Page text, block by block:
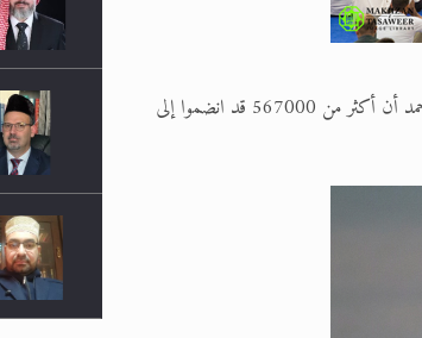
في 22/08/2015، أعلن إمام الجماعة الإسلامية الأحمدية العالمية، الخليفة الخامس حضرة ميرزا مسرور أحمد أن أكثر من 567000 قد انضموا إلى